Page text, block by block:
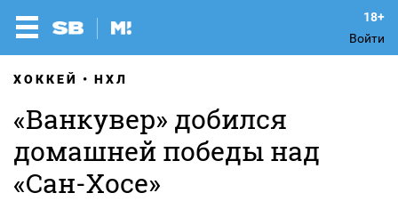
Войти
ХОККЕЙ НХЛ
«Ванкувер» добился
домашней победы над
«Сан-Хосе»